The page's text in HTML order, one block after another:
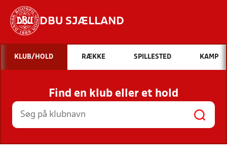
DBU SJÆLLAND
Hvad vil du søge efter?
INDHOLD OG NYHEDER
STILLINGER, RESULTATER, KLUBBER OG
HOLD
KLUB/HOLD RÆKKE SPILLESTED KAMP
Find en klub eller et hold